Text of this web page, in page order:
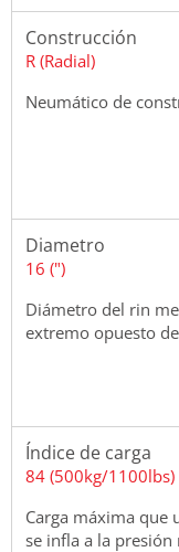
Construcción
R (Radial)
Neumático de
Diametro
16 (")
Diámetro del rin
extremo opuesto
Índice de carga
84 (500kg/1100lbs)
Carga máxima que
se infla a la presión